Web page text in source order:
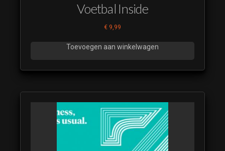
Voetbal Inside
€ 9,99
Toevoegen aan winkelwagen